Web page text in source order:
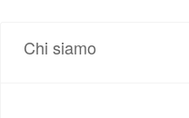
Chi siamo